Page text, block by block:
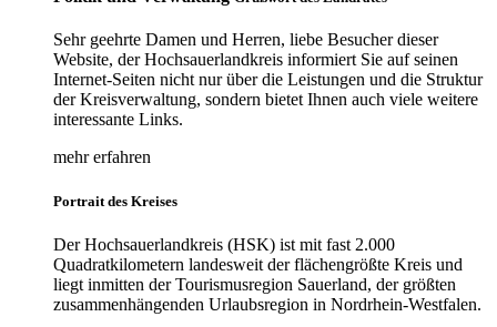
Sehr geehrte Damen und Herren, liebe Besucher dieser
Website, der Hochsauerlandkreis informiert Sie auf seinen
Internet-Seiten nicht nur über die Leistungen und die Struktur
der Kreisverwaltung, sondern bietet Ihnen auch viele weitere
interessante Links.
mehr erfahren
Portrait des Kreises
Der Hochsauerlandkreis (HSK) ist mit fast 2.000
Quadratkilometern landesweit der flächengrößte Kreis und
liegt inmitten der Tourismusregion Sauerland, der größten
zusammenhängenden Urlaubsregion in Nordrhein-Westfalen.